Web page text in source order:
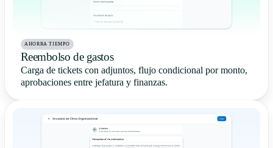
AHORRA TIEMPO
Reembolso de gastos
Carga de tickets con adjuntos, flujo condicional por monto,
aprobaciones entre jefatura y finanzas.